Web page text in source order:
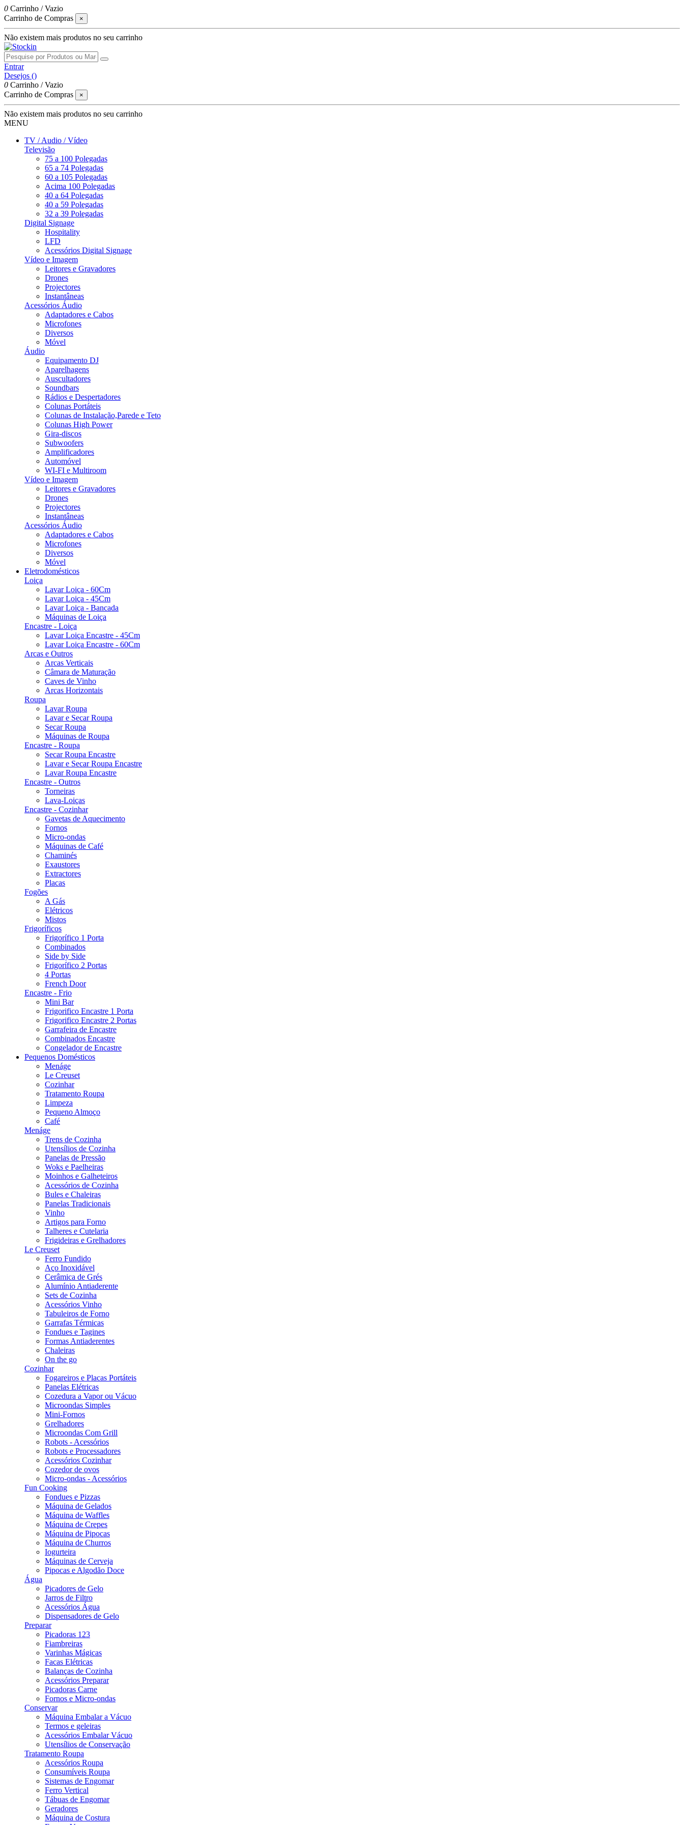
0 Carrinho /Vazio
Carrinho de Compras
×
Não existem mais produtos no seu carrinho
Entrar
Desejos ()
0 Carrinho /Vazio
Carrinho de Compras
×
Não existem mais produtos no seu carrinho
MENU
TV / Audio / Vídeo
Televisão
75 a 100 Polegadas
65 a 74 Polegadas
60 a 105 Polegadas
Acima 100 Polegadas
40 a 64 Polegadas
40 a 59 Polegadas
32 a 39 Polegadas
Digital Signage
Hospitality
LFD
Acessórios Digital Signage
Vídeo e Imagem
Leitores e Gravadores
Drones
Projectores
Instantâneas
Acessórios Áudio
Adaptadores e Cabos
Microfones
Diversos
Móvel
Áudio
Equipamento DJ
Aparelhagens
Auscultadores
Soundbars
Rádios e Despertadores
Colunas Portáteis
Colunas de Instalação,Parede e Teto
Colunas High Power
Gira-discos
Subwoofers
Amplificadores
Automóvel
WI-FI e Multiroom
Vídeo e Imagem
Leitores e Gravadores
Drones
Projectores
Instantâneas
Acessórios Áudio
Adaptadores e Cabos
Microfones
Diversos
Móvel
Eletrodomésticos
Loiça
Lavar Loiça - 60Cm
Lavar Loiça - 45Cm
Lavar Loiça - Bancada
Máquinas de Loiça
Encastre - Loiça
Lavar Loiça Encastre - 45Cm
Lavar Loiça Encastre - 60Cm
Arcas e Outros
Arcas Verticais
Câmara de Maturação
Caves de Vinho
Arcas Horizontais
Roupa
Lavar Roupa
Lavar e Secar Roupa
Secar Roupa
Máquinas de Roupa
Encastre - Roupa
Secar Roupa Encastre
Lavar e Secar Roupa Encastre
Lavar Roupa Encastre
Encastre - Outros
Torneiras
Lava-Loiças
Encastre - Cozinhar
Gavetas de Aquecimento
Fornos
Micro-ondas
Máquinas de Café
Chaminés
Exaustores
Extractores
Placas
Fogões
A Gás
Elétricos
Mistos
Frigoríficos
Frigorífico 1 Porta
Combinados
Side by Side
Frigorífico 2 Portas
4 Portas
French Door
Encastre - Frio
Mini Bar
Frigorifico Encastre 1 Porta
Frigorifico Encastre 2 Portas
Garrafeira de Encastre
Combinados Encastre
Congelador de Encastre
Pequenos Domésticos
Menáge
Le Creuset
Cozinhar
Tratamento Roupa
Limpeza
Pequeno Almoço
Café
Menáge
Trens de Cozinha
Utensílios de Cozinha
Panelas de Pressão
Woks e Paelheiras
Moinhos e Galheteiros
Acessórios de Cozinha
Bules e Chaleiras
Panelas Tradicionais
Vinho
Artigos para Forno
Talheres e Cutelaria
Frigideiras e Grelhadores
Le Creuset
Ferro Fundido
Aço Inoxidável
Cerâmica de Grés
Alumínio Antiaderente
Sets de Cozinha
Acessórios Vinho
Tabuleiros de Forno
Garrafas Térmicas
Fondues e Tagines
Formas Antiaderentes
Chaleiras
On the go
Cozinhar
Fogareiros e Placas Portáteis
Panelas Elétricas
Cozedura a Vapor ou Vácuo
Microondas Simples
Mini-Fornos
Grelhadores
Microondas Com Grill
Robots - Acessórios
Robots e Processadores
Acessórios Cozinhar
Cozedor de ovos
Micro-ondas - Acessórios
Fun Cooking
Fondues e Pizzas
Máquina de Gelados
Máquina de Waffles
Máquina de Crepes
Máquina de Pipocas
Máquina de Churros
Iogurteira
Máquinas de Cerveja
Pipocas e Algodão Doce
Água
Picadores de Gelo
Jarros de Filtro
Acessórios Água
Dispensadores de Gelo
Preparar
Picadoras 123
Fiambreiras
Varinhas Mágicas
Facas Elétricas
Balanças de Cozinha
Acessórios Preparar
Picadoras Carne
Fornos e Micro-ondas
Conservar
Máquina Embalar a Vácuo
Termos e geleiras
Acessórios Embalar Vácuo
Utensílios de Conservação
Tratamento Roupa
Acessórios Roupa
Consumíveis Roupa
Sistemas de Engomar
Ferro Vertical
Tábuas de Engomar
Geradores
Máquina de Costura